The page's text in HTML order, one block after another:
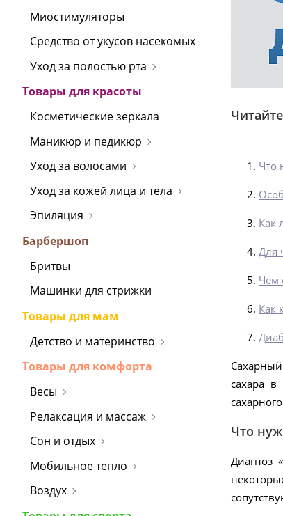
Миостимуляторы
Средство от укусов насекомых
Уход за полостью рта
Товары для красоты
Косметические зеркала
Маникюр и педикюр
Уход за волосами
Уход за кожей лица и тела
Эпиляция
Барбершоп
Бритвы
Машинки для стрижки
Товары для мам
Детство и материнство
Товары для комфорта
Весы
Релаксация и массаж
Сон и отдых
Мобильное тепло
Воздух
Что
Как
Для
Чем
Как
сахара
Что
Диагноз